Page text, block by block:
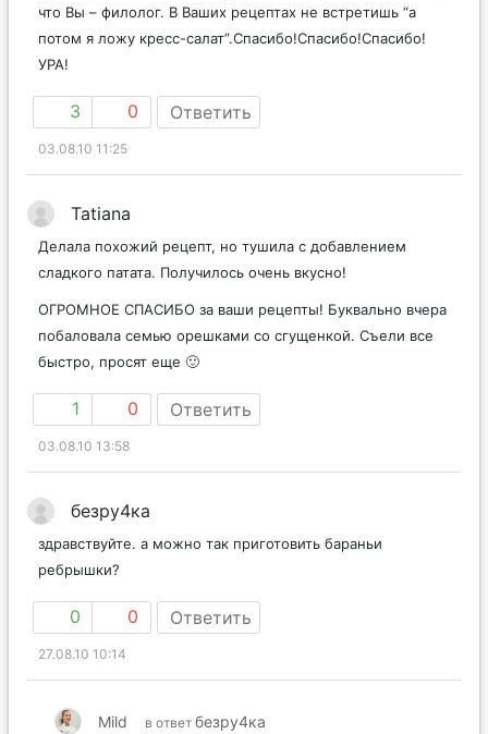
что Вы – филолог. В Ваших рецептах не встретишь “а
потом я ложу кресс-салат”.Спасибо!Спасибо!Спасибо!
УРА!
3 0 Ответить
03.08.10 11:25
Tatiana
Делала похожий рецепт, но тушила с добавлением
сладкого патата. Получилось очень вкусно!
ОГРОМНОЕ СПАСИБО за ваши рецепты! Буквально вчера
побаловала семью орешками со сгущенкой. Съели все
быстро, просят еще 🙂
1 0 Ответить
03.08.10 13:58
безру4ка
здравствуйте. а можно так приготовить бараньи
ребрышки?
0 0 Ответить
27.08.10 10:14
Mild в ответ безру4ка